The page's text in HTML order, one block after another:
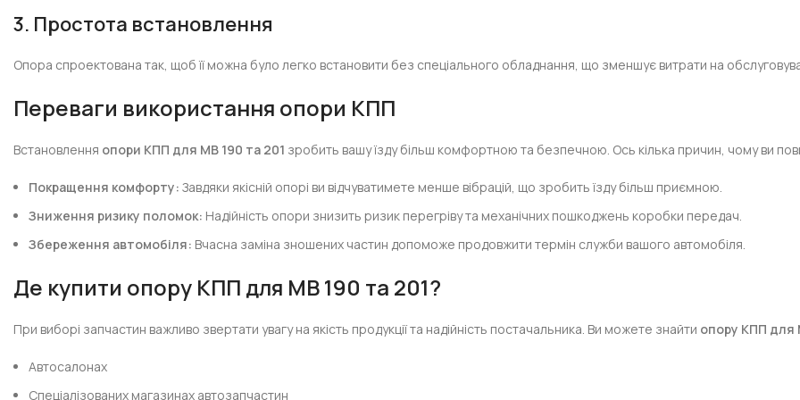
3. Простота встановлення
Опора спроектована так, щоб її можна було легко встановити без спеціального обладнання, що зменшує витрати на
Переваги використання опори КПП
Встановлення опори КПП для МВ 190 та 201 зробить вашу їзду більш комфортною та безпечною. Ось кілька причин, чому ви
Покращення комфорту: Завдяки якісній опорі ви відчуватимете менше вібрацій, що зробить їзду більш приємною.
Зниження ризику поломок: Надійність опори знизить ризик перегріву та механічних пошкоджень коробки передач.
Збереження автомобіля: Вчасна заміна зношених частин допоможе продовжити термін служби вашого автомобіля.
Де купити опору КПП для МВ 190 та 201?
При виборі запчастин важливо звертати увагу на якість продукції та надійність постачальника. Ви можете знайти опору КПП для
Автосалонах
Спеціалізованих магазинах автозапчастин